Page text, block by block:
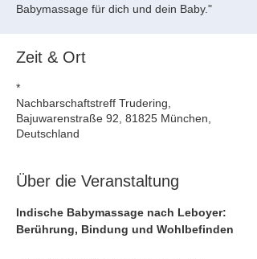
Babymassage für dich und dein Baby."
Zeit & Ort
*
Nachbarschaftstreff Trudering,
Bajuwarenstraße 92, 81825 München,
Deutschland
Über die Veranstaltung
Indische Babymassage nach Leboyer:
Berührung, Bindung und Wohlbefinden